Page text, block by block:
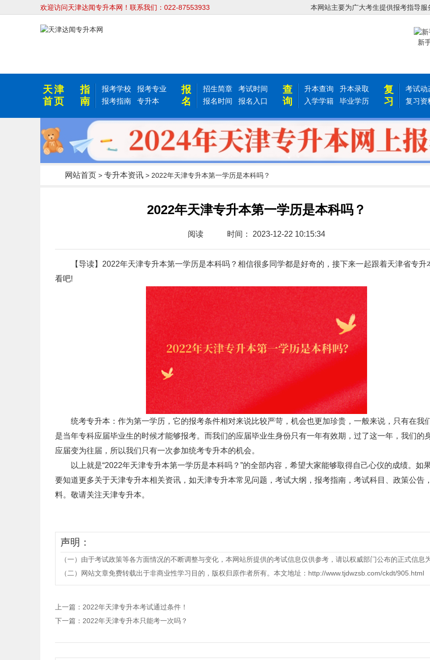
欢迎访问天津达闻专升本网！联系我们：022-87553933 本网站主要为广大考生提供报考指导
新
天津
首页
指
南
报考学校
报考专业
报考指南
专升本
报
名
招生简章
考试时间
报名时间
报名入口
查
询
升本查询
升本录取
入学学籍
毕业学历
复
习
考试动
复习资
网站首页 > 专升本资讯 > 2022年天津专升本第一学历是本科吗？
2022年天津专升本第一学历是本科吗？
阅读 时间： 2023-12-22 10:15:34
【导读】2022年天津专升本第一学历是本科吗？相信很多同学都是好奇的，接下来一起跟着天津省专升
看吧!
统考专升本：作为第一学历，它的报考条件相对来说比较严苛，机会也更加珍贵，一般来说，只有在我
是当年专科应届毕业生的时候才能够报考。而我们的应届毕业生身份只有一年有效期，过了这一年，我们的
应届变为往届，所以我们只有一次参加统考专升本的机会。
以上就是“2022年天津专升本第一学历是本科吗？”的全部内容，希望大家能够取得自己心仪的成绩。如
要知道更多关于天津专升本相关资讯，如天津专升本常见问题，考试大纲，报考指南，考试科目、政策公告
料。敬请关注天津专升本。
声明：
（一）由于考试政策等各方面情况的不断调整与变化，本网站所提供的考试信息仅供参考，请以权威部门公布的正式信息为
（二）网站文章免费转载出于非商业性学习目的，版权归原作者所有。本文地址：http://www.tjdwzsb.com/ckdt/905.html
上一篇： 2022年天津专升本考试通过条件！
下一篇： 2022年天津专升本只能考一次吗？